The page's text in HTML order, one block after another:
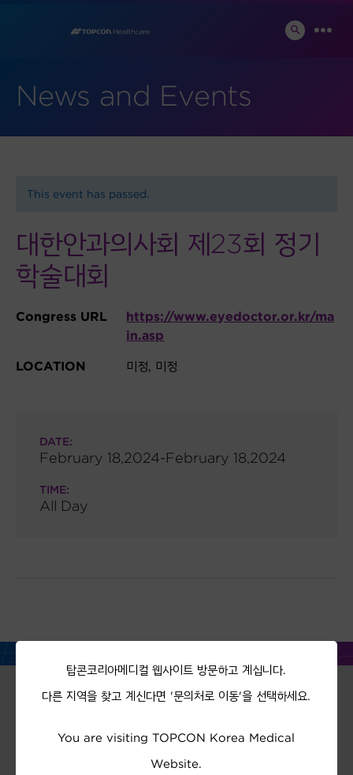
SEARCH
News and Events
This event has passed.
대한안과의사회 제23회 정기
학술대회
Congress URL
https://www.eyedoctor.or.kr/ma
in.asp
LOCATION
미정, 미정
DATE:
February 18,2024-February 18,2024
TIME:
All Day
DIAGNOSTICS
OCT
탑콘코리아메디컬 웹사이트 방문하고 계십니다.
다른 지역을 찾고 계신다면 '문의처로 이동'을 선택하세요.
You are visiting TOPCON Korea Medical
Website.